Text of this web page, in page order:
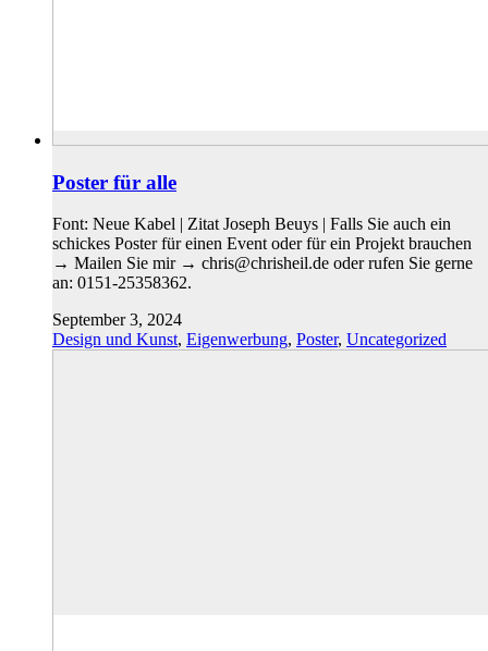
Poster für alle
Font: Neue Kabel | Zitat Joseph Beuys | Falls Sie auch ein
schickes Poster für einen Event oder für ein Projekt brauchen
→ Mailen Sie mir → chris@chrisheil.de oder rufen Sie gerne
an: 0151-25358362.
September 3, 2024
Design und Kunst, Eigenwerbung, Poster, Uncategorized